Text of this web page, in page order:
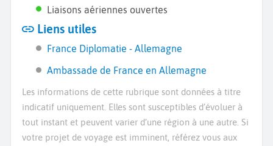
Liaisons aériennes ouvertes
Liens utiles
France Diplomatie - Allemagne
Ambassade de France en Allemagne
Les informations de cette rubrique sont données à titre
indicatif uniquement. Elles sont susceptibles d’évoluer à
tout instant et peuvent varier d’une région à une autre. Si
votre projet de voyage est imminent, référez vous aux